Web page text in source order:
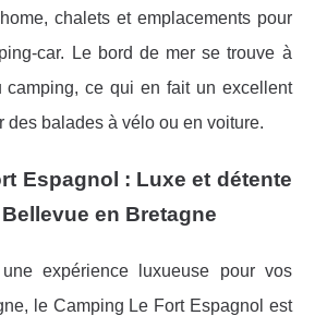
chalets et emplacements pour
car. Le bord de mer se trouve à
camping, ce qui en fait un excellent
des balades à vélo ou en voiture.
Espagnol : Luxe et détente
en Bretagne
expérience luxueuse pour vos
le Camping Le Fort Espagnol est